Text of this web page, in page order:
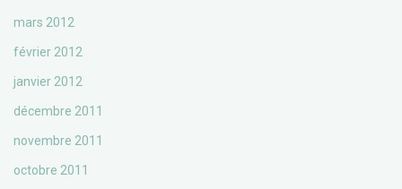
mars 2012
février 2012
janvier 2012
décembre 2011
novembre 2011
octobre 2011